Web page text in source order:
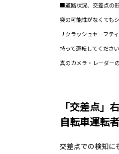
■道路状況、交差点の
突の可能性がなくても
リクラッシュセーフテ
持って運転してくだ
真のカメラ・レーダー
「交差点」
自転車運転
交差点での検知に